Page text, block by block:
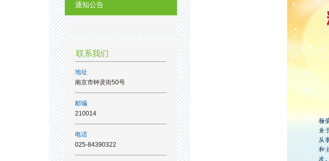
通知公告
联系我们
地址
南京市钟灵街50号
邮编
210014
电话
025-84390322